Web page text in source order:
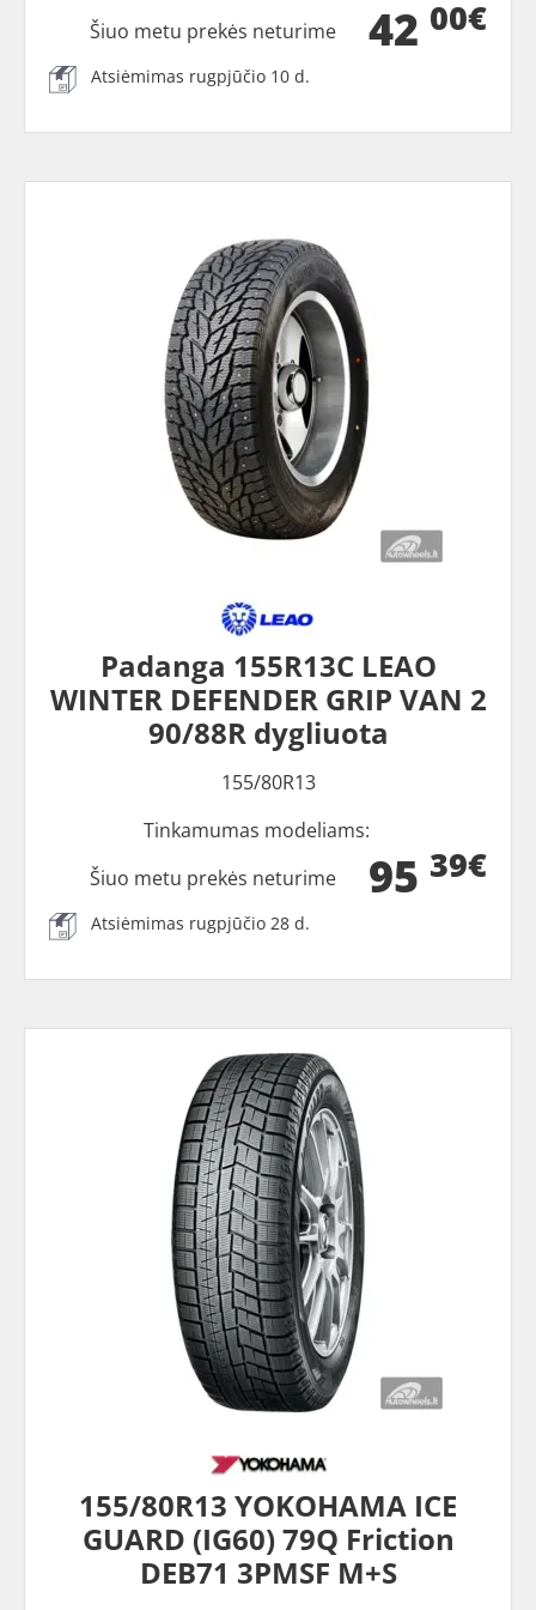
42 00€
Šiuo metu prekės neturime
Atsiėmimas rugpjūčio 10 d.
Padanga 155R13C LEAO
WINTER DEFENDER GRIP VAN 2
90/88R dygliuota
155/80R13
Tinkamumas modeliams:
95 39€
Šiuo metu prekės neturime
Atsiėmimas rugpjūčio 28 d.
155/80R13 YOKOHAMA ICE
GUARD (IG60) 79Q Friction
DEB71 3PMSF M+S